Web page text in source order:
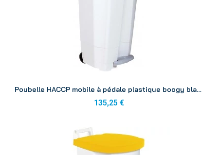
Poubelle HACCP mobile à pédale plastique boogy blanc 90L
135,25 €